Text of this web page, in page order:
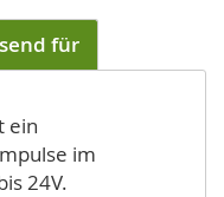
für
ein
im
24V.